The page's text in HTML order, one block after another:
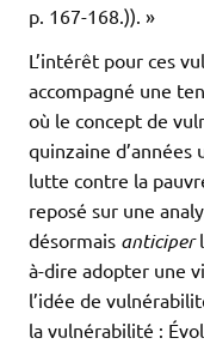
p. 167-168.)). »
L’intérêt pour ces
accompagné une
où le concept de
quinzaine d’années
lutte contre la
reposé sur une
désormais anticiper
à-dire adopter une
l’idée de
la vulnérabilité :